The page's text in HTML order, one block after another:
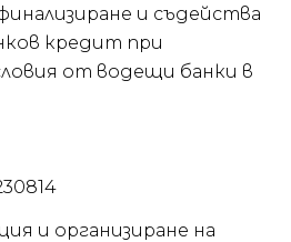
и съдейства
кредит при
от водещи банки в
и организиране на